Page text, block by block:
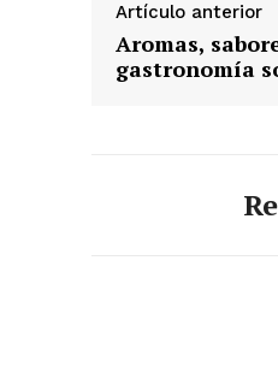
Artículo anterior
Aromas,
gastronomía